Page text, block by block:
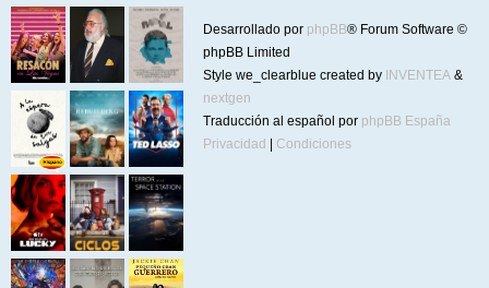
Desarrollado por phpBB® Forum Software ©
phpBB Limited
Style we_clearblue created by INVENTEA &
nextgen
Traducción al español por phpBB España
Privacidad
Condiciones